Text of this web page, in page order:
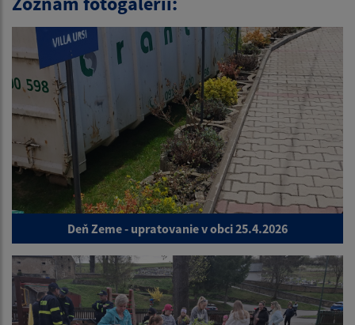
Deň Zeme - upratovanie v obci 25.4.2026